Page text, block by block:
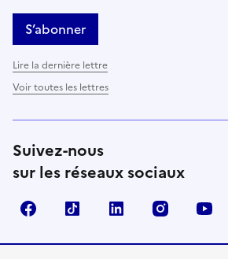
S’abonner
Lire la dernière lettre
Voir toutes les lettres
Suivez-nous
sur les réseaux sociaux
FacebookTikTok LinkedIn Instagram